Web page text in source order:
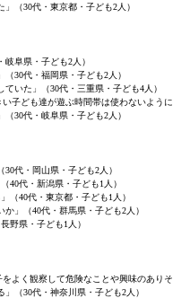
（30代・東京都・子ども2人）
岐阜県・子ども2人）
30代・福岡県・子ども2人）
いた」（30代・三重県・子ども4人）
子ども達が遊ぶ時間帯は使わないように
30代・岐阜県・子ども2人）
代・岡山県・子ども2人）
40代・新潟県・子ども1人）
（40代・東京都・子ども1人）
」（40代・群馬県・子ども2人）
野県・子ども1人）
よく観察して危険なことや興味のありそ
（30代・神奈川県・子ども2人）